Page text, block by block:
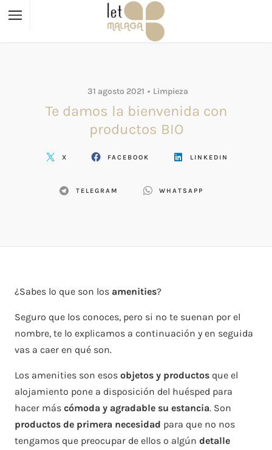
31 agosto 2021 Limpieza
Te damos la bienvenida con
productos BIO
X FACEBOOK LINKEDIN
TELEGRAM WHATSAPP
¿Sabes lo que son los amenities?
Seguro que los conoces, pero si no te suenan por el
nombre, te lo explicamos a continuación y en seguida
vas a caer en qué son.
Los amenities son esos objetos y productos que el
alojamiento pone a disposición del huésped para
hacer más cómoda y agradable su estancia. Son
productos de primera necesidad para que no nos
tengamos que preocupar de ellos o algún detalle